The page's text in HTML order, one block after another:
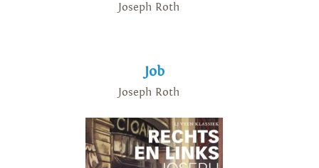
Joseph Roth
Job
Joseph Roth